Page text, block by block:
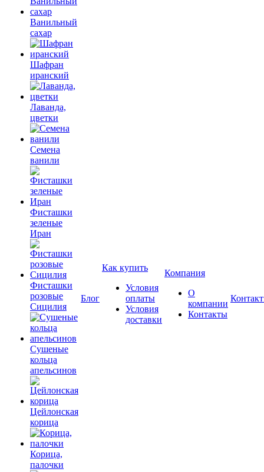
Ванильный
сахар
Шафран
иранский
Лаванда,
цветки
Семена
ванили
Фисташки
зеленые
Иран
Фисташки
розовые
Сицилия
Сушеные
кольца
апельсинов
Цейлонская
корица
Корица,
палочки
Блог
Как купить
Условия
оплаты
Условия
доставки
Компания
О
компании
Контакты